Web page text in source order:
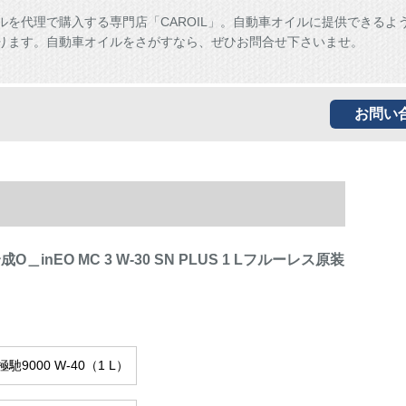
を代理で購入する専門店「CAROIL」。自動車オイルに提供できるよ
ます。自動車オイルをさがすなら、ぜひお問合せ下さいませ。
お問い
O＿inEO MC 3 W-30 SN PLUS 1 Lフルーレス原装
馳9000 W-40（1 L）